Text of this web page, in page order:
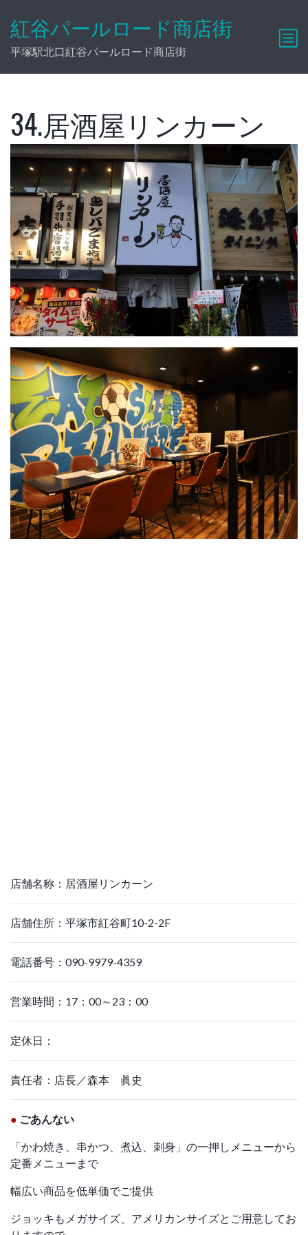
紅谷パールロード商店街
平塚駅北口紅谷パールロード商店街
34.居酒屋リンカーン
店舗名称：居酒屋リンカーン
店舗住所：平塚市紅谷町10-2-2F
電話番号：090-9979-4359
営業時間：17：00～23：00
定休日：
責任者：店長／森本 眞史
● ごあんない
「かわ焼き、串かつ、煮込、刺身」の一押しメニューから
定番メニューまで
幅広い商品を低単価でご提供
ジョッキもメガサイズ、アメリカンサイズとご用意してお